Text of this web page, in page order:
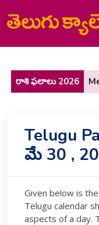
రాశి ఫలాలు 2026
Telugu
మే 30 ,
Given below is
Telugu calendar
aspects of a day.